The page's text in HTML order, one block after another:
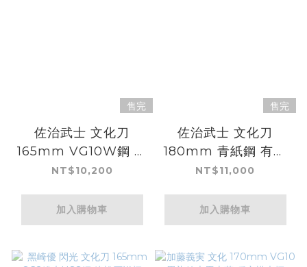
售完
佐治武士 文化刀
165mm VG10W鋼 黑
金大馬士革
NT$10,200
加入購物車
售完
佐治武士 文化刀
180mm 青紙鋼 有色
大馬士革 沙漠鐵木柄
NT$11,000
加入購物車